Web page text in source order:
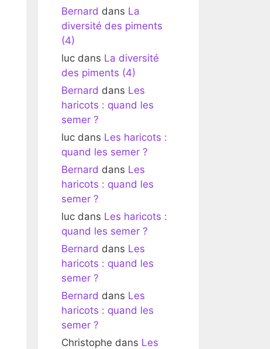
Bernard dans La
diversité des piments
(4)
luc dans La diversité
des piments (4)
Bernard dans Les
haricots : quand les
semer ?
luc dans Les haricots :
quand les semer ?
Bernard dans Les
haricots : quand les
semer ?
luc dans Les haricots :
quand les semer ?
Bernard dans Les
haricots : quand les
semer ?
Bernard dans Les
haricots : quand les
semer ?
Christophe dans Les